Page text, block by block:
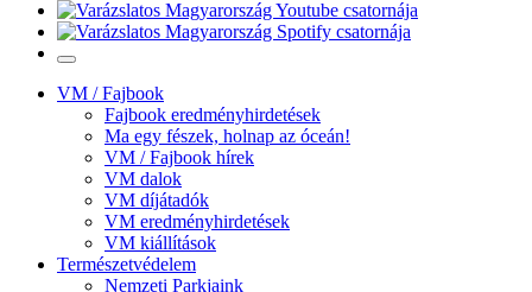
VM / Fajbook
Fajbook eredményhirdetések
Ma egy fészek, holnap az óceán!
VM / Fajbook hírek
VM dalok
VM díjátadók
VM eredményhirdetések
VM kiállítások
Természetvédelem
Nemzeti Parkjaink